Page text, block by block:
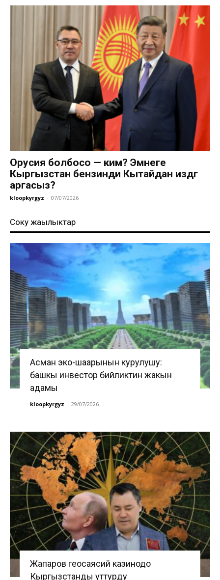
Орусия болбосо — ким? Эмнеге
Кыргызстан бензинди Кытайдан издөөгө
аргасыз?
kloopkyrgyz - 07/07/2026
Соңку жаңылыктар
Асман эко-шаарынын курулушу:
башкы инвестор бийликтин жакын
адамы
kloopkyrgyz - 29/07/2026
Жапаров геосаясий казинодо
Кыргызстанды уттурду